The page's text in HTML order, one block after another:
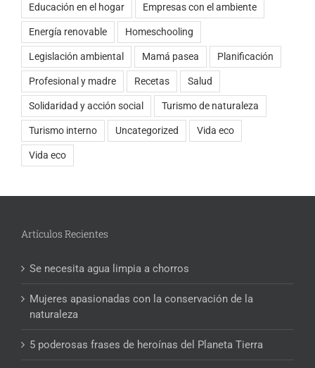
Educación en el hogar Empresas con el ambiente
Energía renovable Homeschooling
Legislación ambiental Mamá pasea Planificación
Profesional y madre Recetas Salud
Solidaridad y acción social Turismo de naturaleza
Turismo interno Uncategorized Vida eco
Vida eco
Artículos Recientes
Se necesita agua limpia a chorros
Mujeres apasionadas con la conservación de la
naturaleza
5 poderosas frases de heroínas del Planeta Tierra